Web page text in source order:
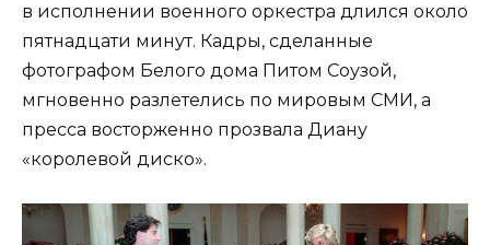
в исполнении военного оркестра длился около
пятнадцати минут. Кадры, сделанные
фотографом Белого дома Питом Соузой,
мгновенно разлетелись по мировым СМИ, а
пресса восторженно прозвала Диану
«королевой диско».